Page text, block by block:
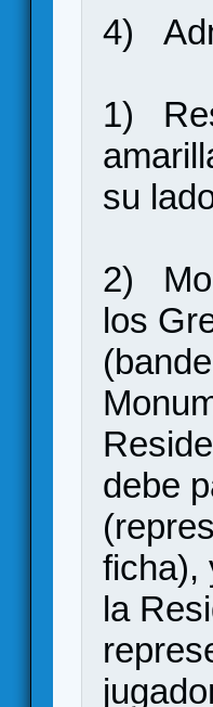
4)
1)
su
2)
los
debe
ficha),
la